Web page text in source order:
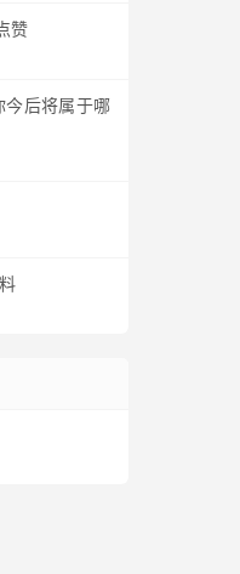
赞
今后将属于哪